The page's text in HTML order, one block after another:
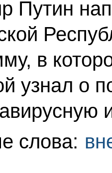
Путин
в
узнал о
слова: